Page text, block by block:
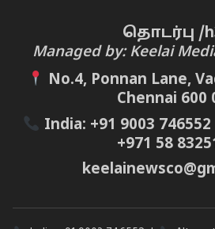
தொடர்பு /
Managed by: Keelai
No.4, Ponnan Lane,
Chennai 600
India: +91 9003 746552
+971 58